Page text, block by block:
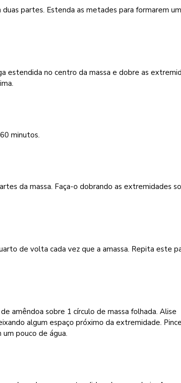
duas partes. Estenda as metades para formarem um
estendida no centro da massa e dobre as
minutos.
da massa. Faça-o dobrando as extremidades
de volta cada vez que a amassa. Repita este
amêndoa sobre 1 círculo de massa folhada. Alise
algum espaço próximo da extremidade.
pouco de água.